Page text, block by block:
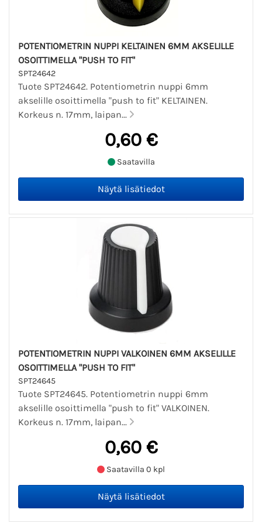
POTENTIOMETRIN NUPPI KELTAINEN 6MM AKSELILLE
OSOITTIMELLA "PUSH TO FIT"
SPT24642
Tuote SPT24642. Potentiometrin nuppi 6mm
akselille osoittimella "push to fit" KELTAINEN.
Korkeus n. 17mm, laipan...
0,60 €
Saatavilla
POTENTIOMETRIN NUPPI VALKOINEN 6MM AKSELILLE
OSOITTIMELLA "PUSH TO FIT"
SPT24645
Tuote SPT24645. Potentiometrin nuppi 6mm
akselille osoittimella "push to fit" VALKOINEN.
Korkeus n. 17mm, laipan...
0,60 €
Saatavilla 0 kpl